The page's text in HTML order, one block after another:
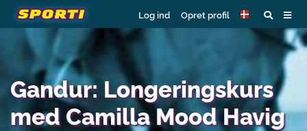
Log ind Opret profil
Gandur: Longeringskurs
med Camilla Mood Havig